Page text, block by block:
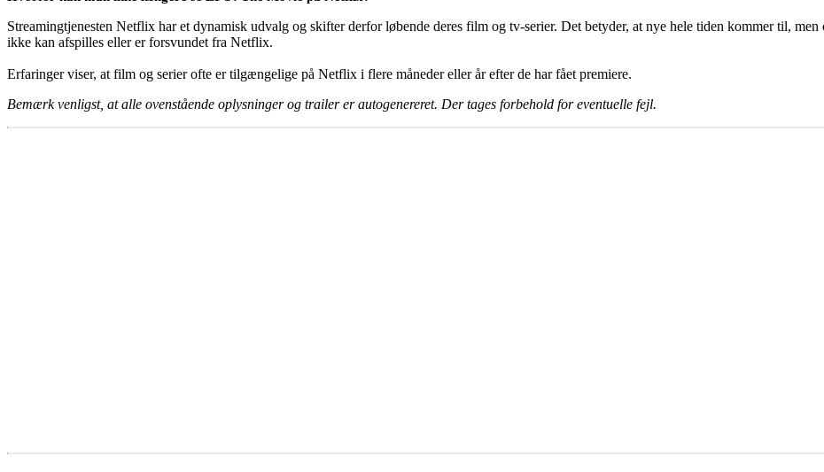
Streamingtjenesten Netflix har et dynamisk udvalg og skifter derfor løbende deres film og tv-serier. Det betyder, at nye hele tiden kommer til,
ikke kan afspilles eller er forsvundet fra Netflix.
Erfaringer viser, at film og serier ofte er tilgængelige på Netflix i flere måneder eller år efter de har fået premiere.
Bemærk venligst, at alle ovenstående oplysninger og trailer er autogenereret. Der tages forbehold for eventuelle fejl.